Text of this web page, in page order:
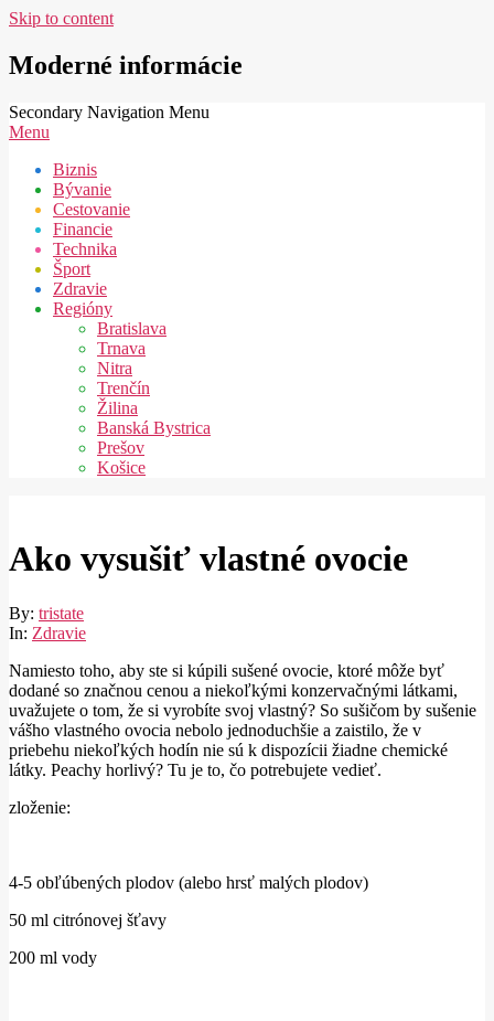
Skip to content
Moderné informácie
Secondary Navigation Menu
Menu
Biznis
Bývanie
Cestovanie
Financie
Technika
Šport
Zdravie
Regióny
Bratislava
Trnava
Nitra
Trenčín
Žilina
Banská Bystrica
Prešov
Košice
Ako vysušiť vlastné ovocie
By: tristate
In: Zdravie
Namiesto toho, aby ste si kúpili sušené ovocie, ktoré môže byť
dodané so značnou cenou a niekoľkými konzervačnými látkami,
uvažujete o tom, že si vyrobíte svoj vlastný? So sušičom by sušenie
vášho vlastného ovocia nebolo jednoduchšie a zaistilo, že v
priebehu niekoľkých hodín nie sú k dispozícii žiadne chemické
látky. Peachy horlivý? Tu je to, čo potrebujete vedieť.
zloženie:
4-5 obľúbených plodov (alebo hrsť malých plodov)
50 ml citrónovej šťavy
200 ml vody